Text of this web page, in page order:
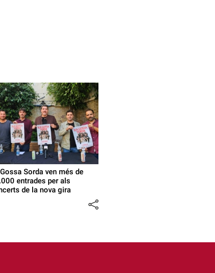
Sorda ven més de
entrades per als
de la nova gira